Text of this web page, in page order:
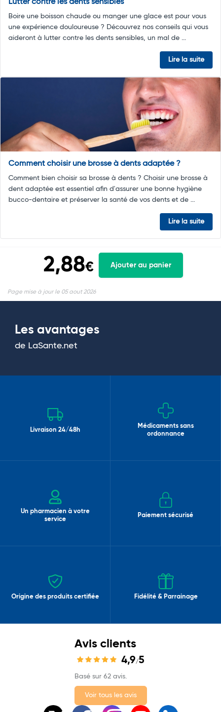
Lutter contre les dents sensibles
Boire une boisson chaude ou manger une glace est pour vous
une expérience douloureuse ? Découvrez nos conseils qui vous
aideront à lutter contre les dents sensibles, un mal de ...
Lire la suite
Comment choisir une brosse à dents adaptée ?
Comment bien choisir sa brosse à dents ? Choisir une brosse à
dent adaptée est essentiel afin d'assurer une bonne hygiène
bucco-dentaire et préserver la santé de vos dents et de ...
Lire la suite
2,88€ Ajouter au panier
Page mise à jour le 05 aout 2026
Les avantages
de LaSante.net
Livraison 24/48h
Médicaments sans
ordonnance
Un pharmacien à votre
service
Paiement sécurisé
Origine des produits certifiée Fidélité & Parrainage
Avis clients
4,9/5
Basé sur 62 avis.
Voir tous les avis